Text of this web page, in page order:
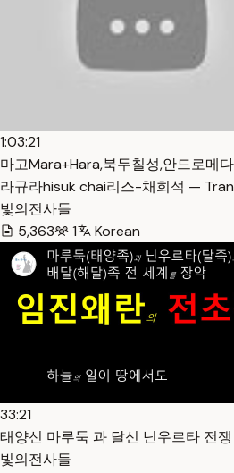
1:03:21
마고Mara+Hara,북두칠성,안드로메
라규라hisuk chai리스-채희석 —
빛의전사들
5,363
1 Korean
33:21
태양신 마루둑 과 달신 닌우르타 전
빛의전사들